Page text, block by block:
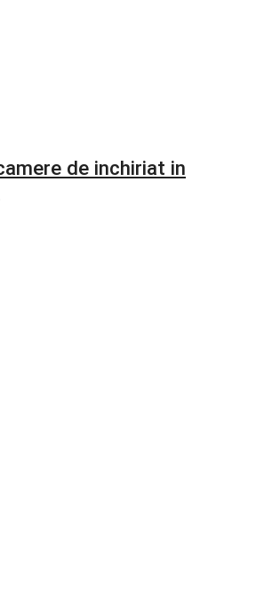
de inchiriat in